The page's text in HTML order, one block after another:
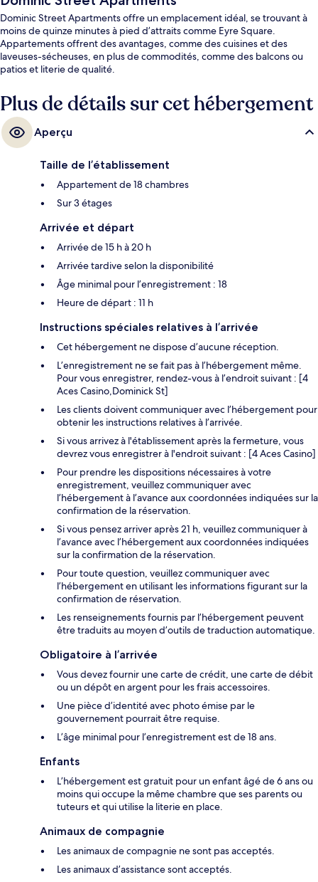
Dominic Street Apartments offre un emplacement idéal, se trouvant à
moins de quinze minutes à pied d’attraits comme Eyre Square.
Appartements offrent des avantages, comme des cuisines et des
laveuses-sécheuses, en plus de commodités, comme des balcons ou
patios et literie de qualité.
Plus de détails sur cet hébergement
Aperçu
Taille de l’établissement
Appartement de 18 chambres
Sur 3 étages
Arrivée et départ
Arrivée de 15 h à 20 h
Arrivée tardive selon la disponibilité
Âge minimal pour l’enregistrement : 18
Heure de départ : 11 h
Instructions spéciales relatives à l’arrivée
Cet hébergement ne dispose d’aucune réception.
L’enregistrement ne se fait pas à l’hébergement même.
Pour vous enregistrer, rendez-vous à l’endroit suivant : [4
Aces Casino,Dominick St]
Les clients doivent communiquer avec l’hébergement pour
obtenir les instructions relatives à l’arrivée.
Si vous arrivez à l'établissement après la fermeture, vous
devrez vous enregistrer à l'endroit suivant : [4 Aces Casino]
Pour prendre les dispositions nécessaires à votre
enregistrement, veuillez communiquer avec
l’hébergement à l’avance aux coordonnées indiquées sur la
confirmation de la réservation.
Si vous pensez arriver après 21 h, veuillez communiquer à
l’avance avec l’hébergement aux coordonnées indiquées
sur la confirmation de la réservation.
Pour toute question, veuillez communiquer avec
l’hébergement en utilisant les informations figurant sur la
confirmation de réservation.
Les renseignements fournis par l’hébergement peuvent
être traduits au moyen d’outils de traduction automatique.
Obligatoire à l’arrivée
Vous devez fournir une carte de crédit, une carte de débit
ou un dépôt en argent pour les frais accessoires.
Une pièce d’identité avec photo émise par le
gouvernement pourrait être requise.
L’âge minimal pour l’enregistrement est de 18 ans.
Enfants
L’hébergement est gratuit pour un enfant âgé de 6 ans ou
moins qui occupe la même chambre que ses parents ou
tuteurs et qui utilise la literie en place.
Animaux de compagnie
Les animaux de compagnie ne sont pas acceptés.
Les animaux d’assistance sont acceptés.